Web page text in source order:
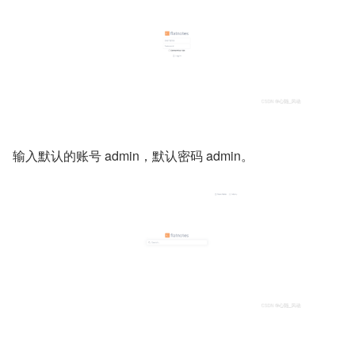
输入默认的账号 admin，默认密码 admin。